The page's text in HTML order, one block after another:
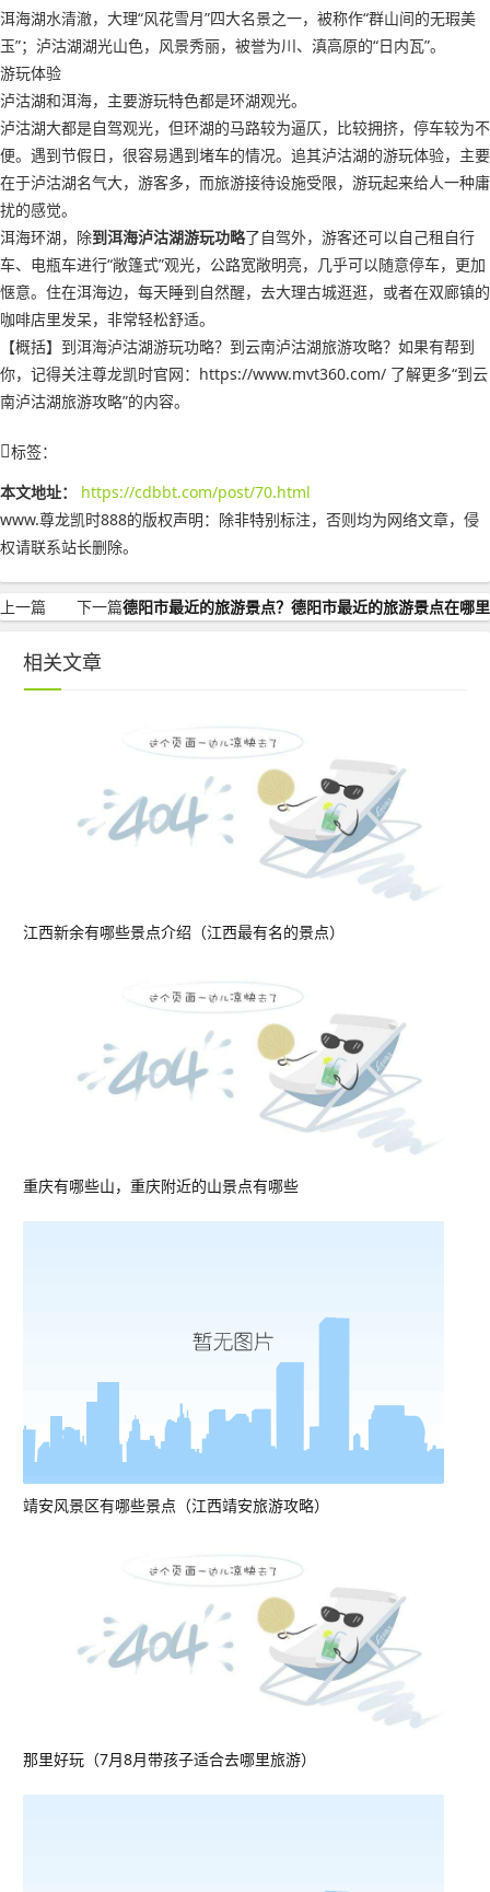
洱海湖水清澈，大理“风花雪月”四大名景之一，被称作“群山间的无瑕美
玉”；泸沽湖湖光山色，风景秀丽，被誉为川、滇高原的“日内瓦”。
游玩体验
泸沽湖和洱海，主要游玩特色都是环湖观光。
泸沽湖大都是自驾观光，但环湖的马路较为逼仄，比较拥挤，停车较为不
便。遇到节假日，很容易遇到堵车的情况。追其泸沽湖的游玩体验，主要
在于泸沽湖名气大，游客多，而旅游接待设施受限，游玩起来给人一种庸
扰的感觉。
洱海环湖，除到洱海泸沽湖游玩功略了自驾外，游客还可以自己租自行
车、电瓶车进行“敞篷式”观光，公路宽敞明亮，几乎可以随意停车，更加
惬意。住在洱海边，每天睡到自然醒，去大理古城逛逛，或者在双廊镇的
咖啡店里发呆，非常轻松舒适。
【概括】到洱海泸沽湖游玩功略？到云南泸沽湖旅游攻略？如果有帮到
你，记得关注尊龙凯时官网：https://www.mvt360.com/ 了解更多“到云
南泸沽湖旅游攻略”的内容。
标签：
本文地址：
https://cdbbt.com/post/70.html
www.尊龙凯时888的版权声明： 除非特别标注，否则均为网络文章，侵
权请联系站长删除。
上一篇 下一篇德阳市最近的旅游景点？德阳市最近的旅游景点在哪里
相关文章
江西新余有哪些景点介绍（江西最有名的景点）
重庆有哪些山，重庆附近的山景点有哪些
靖安风景区有哪些景点（江西靖安旅游攻略）
那里好玩（7月8月带孩子适合去哪里旅游）